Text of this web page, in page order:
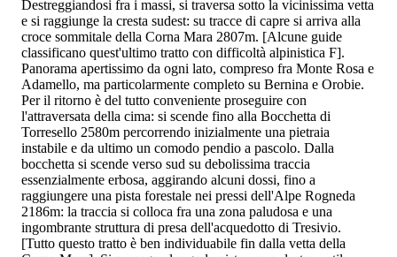
Destreggiandosi fra i massi, si traversa sotto la vicinissima vetta
e si raggiunge la cresta sudest: su tracce di capre si arriva alla
croce sommitale della Corna Mara 2807m. [Alcune guide
classificano quest'ultimo tratto con difficoltà alpinistica F].
Panorama apertissimo da ogni lato, compreso fra Monte Rosa e
Adamello, ma particolarmente completo su Bernina e Orobie.
Per il ritorno è del tutto conveniente proseguire con
l'attraversata della cima: si scende fino alla Bocchetta di
Torresello 2580m percorrendo inizialmente una pietraia
instabile e da ultimo un comodo pendio a pascolo. Dalla
bocchetta si scende verso sud su debolissima traccia
essenzialmente erbosa, aggirando alcuni dossi, fino a
raggiungere una pista forestale nei pressi dell'Alpe Rogneda
2186m: la traccia si colloca fra una zona paludosa e una
ingombrante struttura di presa dell'acquedotto di Tresivio.
[Tutto questo tratto è ben individuabile fin dalla vetta della